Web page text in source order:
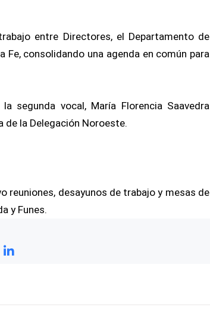
entre Directores, el Departamento de
Fe, consolidando una agenda en común para
segunda vocal, María Florencia Saavedra
de la Delegación Noroeste.
reuniones, desayunos de trabajo y mesas de
y Funes.